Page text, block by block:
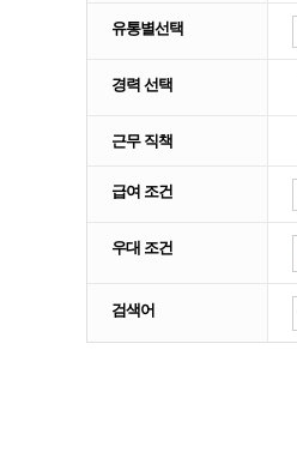
유통별선택
경력 선택
근무 직책
급여 조건
우대 조건
검색어